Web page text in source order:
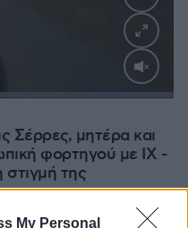
My Personal
:
Σέρρες, μητέρα και
φορτηγού με ΙΧ -
στιγμή της